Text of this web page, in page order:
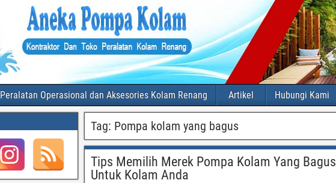
Peralatan Operasional dan Aksesories Kolam Renang Artikel Hubungi Kami
Tag: Pompa kolam yang bagus
Tips Memilih Merek Pompa Kolam Yang Bagus
Untuk Kolam Anda